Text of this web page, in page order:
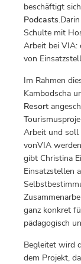
beschäftigt
Podcasts
Schulte mit
Arbeit bei VIA:
von
Im Rahmen
Kambodscha
Resort
Arbeit und soll
vonVIA
gibt Christina
Einsatzstellen
ganz konkret
pädagogisch
Begleitet wird
dem Projekt,